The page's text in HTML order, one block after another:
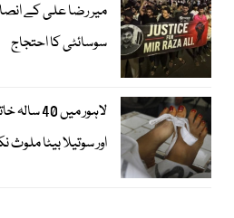
میر رضا علی کے
سوسائٹی کا احتجاج
لاہور
اور سوتیلا بیٹا ملوث